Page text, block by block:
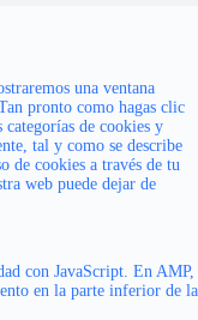
una ventana
pronto como hagas clic
categorías de cookies y
tal y como se describe
de cookies a través de tu
web puede dejar de
con JavaScript. En AMP,
en la parte inferior de la